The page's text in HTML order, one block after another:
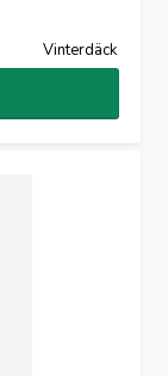
Vinterdäck